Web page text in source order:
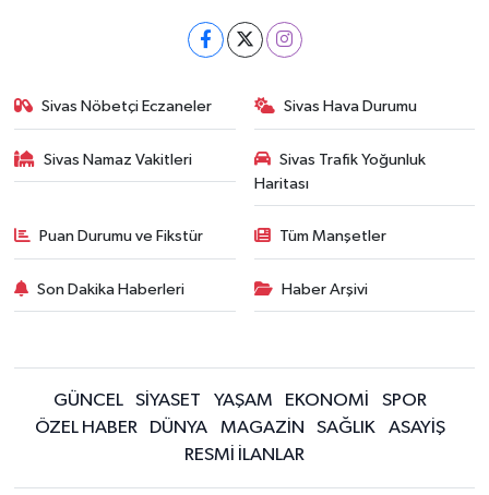
Sivas Nöbetçi Eczaneler Sivas Hava Durumu
Sivas Namaz Vakitleri
Sivas Trafik Yoğunluk
Haritası
Puan Durumu ve Fikstür Tüm Manşetler
Son Dakika Haberleri Haber Arşivi
GÜNCEL SİYASET YAŞAM EKONOMİ
SPOR
ÖZEL HABER
DÜNYA MAGAZİN SAĞLIK
ASAYİŞ
RESMİ İLANLAR